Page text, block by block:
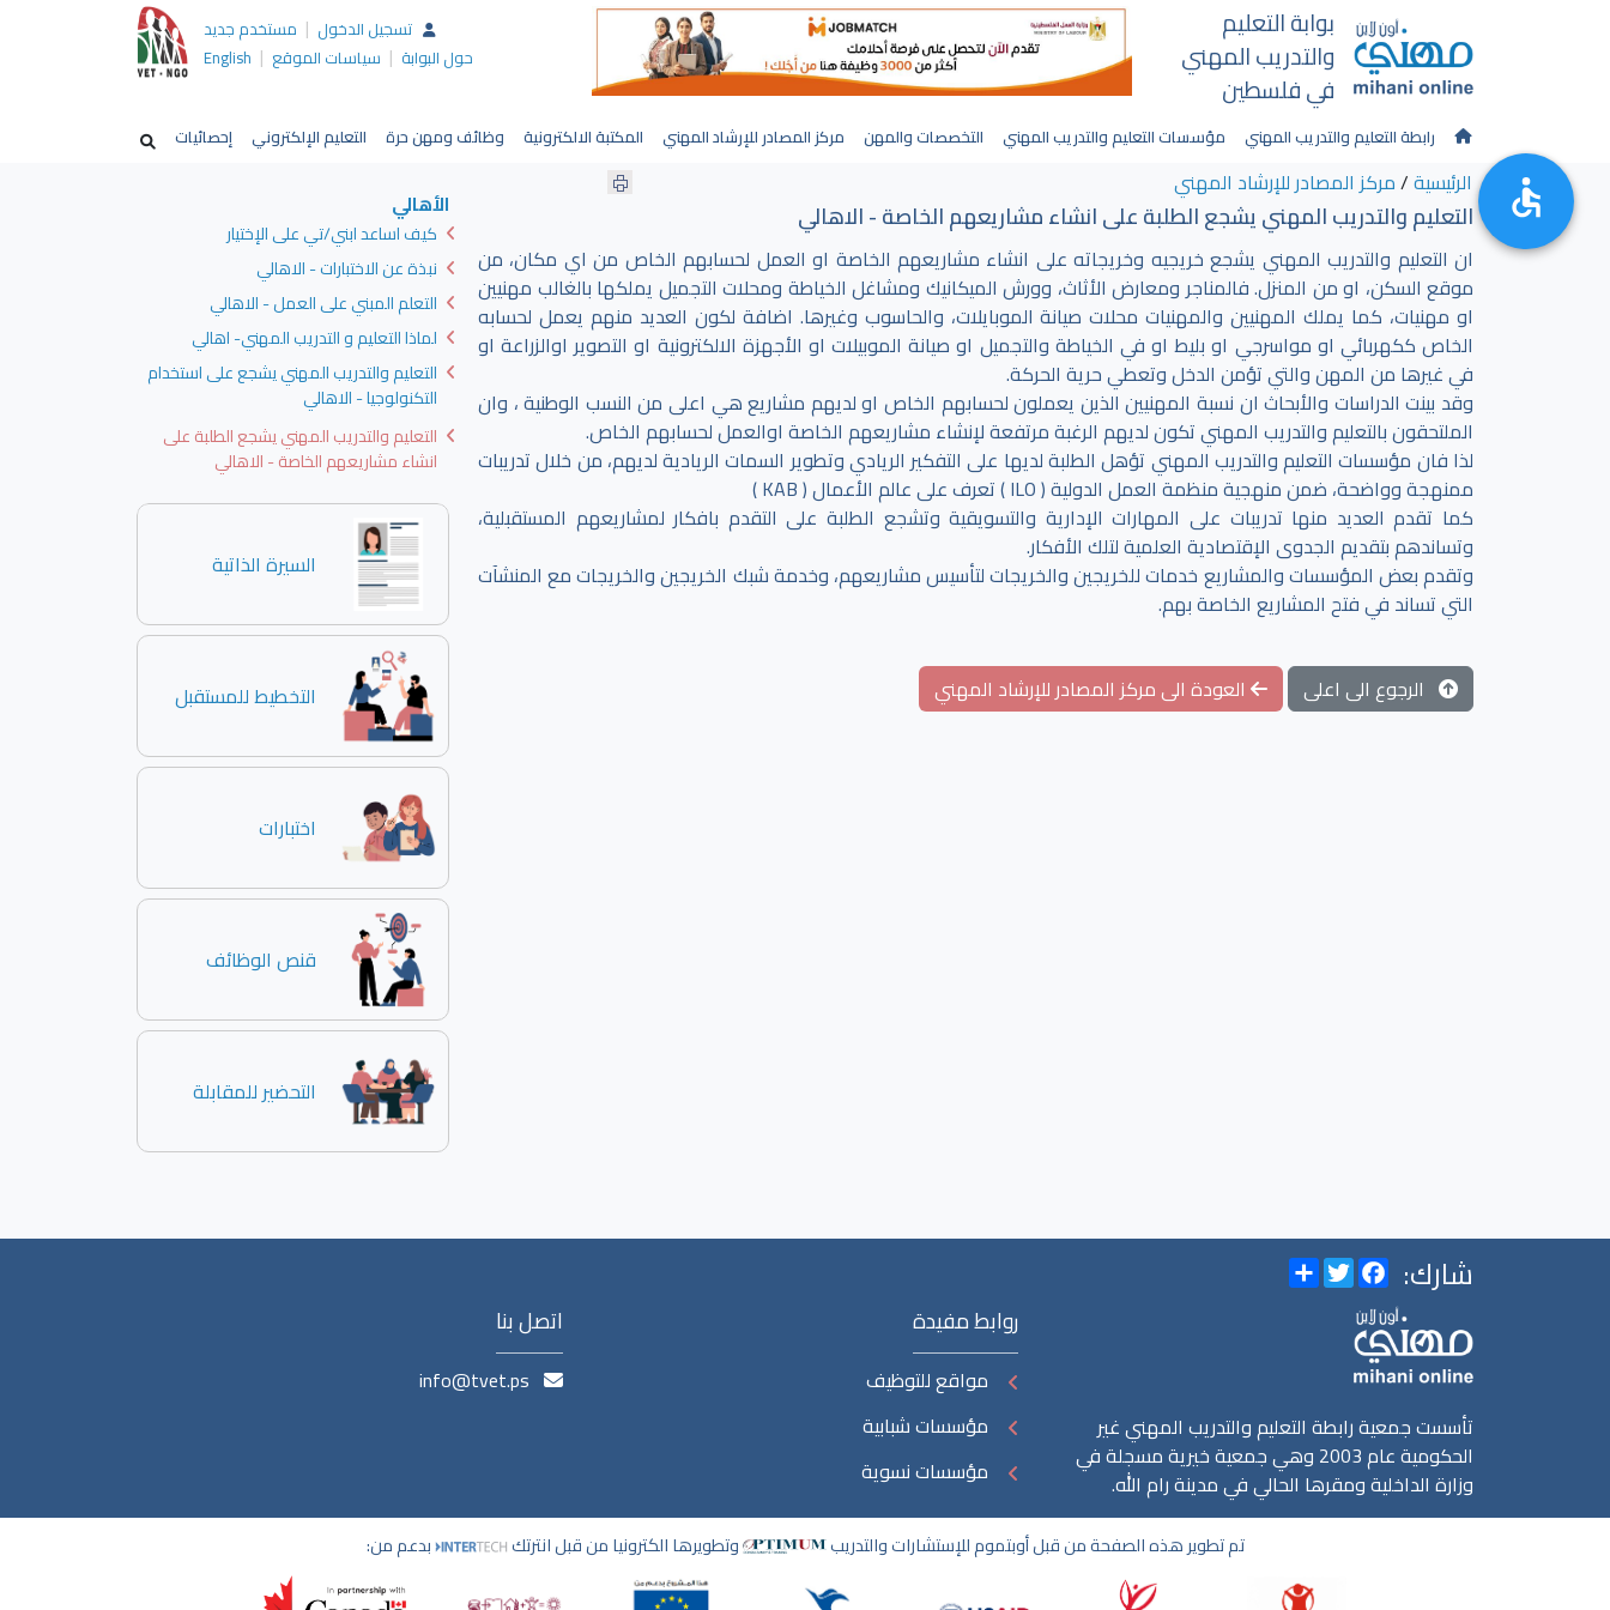
بوابة التعليم
والتدريب المهني
في فلسطين
تسجيل الدخول | مستخدم جديد
حول البوابة | سياسات الموقع |
English
رابطة التعليم والتدريب المهني مؤسسات التعليم والتدريب المهني التخصصات والمهن مركز المصادر للإرشاد المهني المكتبة الالكترونية وظائف ومهن حرة التعليم الإلكتروني إحصائيات
الأهالي
كيف اساعد ابني/تي على الإختيار
نبذة عن الاختبارات - الاهالي
التعلم المبني على العمل - الاهالي
لماذا التعليم و التدريب المهني- اهالي
التعليم والتدريب المهني يشجع على استخدام
التكنولوجيا - الاهالي
التعليم والتدريب المهني يشجع الطلبة على
انشاء مشاريعهم الخاصة - الاهالي
السيرة الذاتية
التخطيط للمستقبل
اختبارات
قنص الوظائف
التحضير للمقابلة
الرئيسية/مركز المصادر للإرشاد المهني
التعليم والتدريب المهني يشجع الطلبة على انشاء مشاريعهم الخاصة - الاهالي
ان التعليم والتدريب المهني يشجع خريجيه وخريجاته على انشاء مشاريعهم الخاصة او العمل لحسابهم الخاص من اي مكان، من
موقع السكن، او من المنزل. فالمناجر ومعارض الأثاث، وورش الميكانيك ومشاغل الخياطة ومحلات التجميل يملكها بالغالب مهنيين
او مهنيات، كما يملك المهنيين والمهنيات محلات صيانة الموبايلات، والحاسوب وغيرها. اضافة لكون العديد منهم يعمل لحسابه
الخاص ككهربائي او مواسرجي او بليط او في الخياطة والتجميل او صيانة الموبيلات او الأجهزة الالكترونية او التصوير اوالزراعة او
في غيرها من المهن والتي تؤمن الدخل وتعطي حرية الحركة.
وقد بينت الدراسات والأبحاث ان نسبة المهنيين الذين يعملون لحسابهم الخاص او لديهم مشاريع هي اعلى من النسب الوطنية ، وان
الملتحقون بالتعليم والتدريب المهني تكون لديهم الرغبة مرتفعة لإنشاء مشاريعهم الخاصة اوالعمل لحسابهم الخاص.
لذا فان مؤسسات التعليم والتدريب المهني تؤهل الطلبة لديها على التفكير الريادي وتطوير السمات الريادية لديهم، من خلال تدريبات
ممنهجة وواضحة، ضمن منهجية منظمة العمل الدولية ( ILO ) تعرف على عالم الأعمال ( KAB )
كما تقدم العديد منها تدريبات على المهارات الإدارية والتسويقية وتشجع الطلبة على التقدم بافكار لمشاريعهم المستقبلية،
وتساندهم بتقديم الجدوى الإقتصادية العلمية لتلك الأفكار.
وتقدم بعض المؤسسات والمشاريع خدمات للخريجين والخريجات لتأسيس مشاريعهم، وخدمة شبك الخريجين والخريجات مع المنشآت
التي تساند في فتح المشاريع الخاصة بهم.
الرجوع الى اعلى العودة الى مركز المصادر للإرشاد المهني
شارك: Share
Twitter
Facebook
تأسست جمعية رابطة التعليم والتدريب المهني غير
الحكومية عام 2003 وهي جمعية خيرية مسجلة في
وزارة الداخلية ومقرها الحالي في مدينة رام الله.
روابط مفيدة
مواقع للتوظيف
مؤسسات شبابية
مؤسسات نسوية
اتصل بنا
info@tvet.ps
تم تطوير هذه الصفحة من قبل أوبتموم للإستشارات والتدريب وتطويرها الكترونيا من قبل انترتك بدعم من: